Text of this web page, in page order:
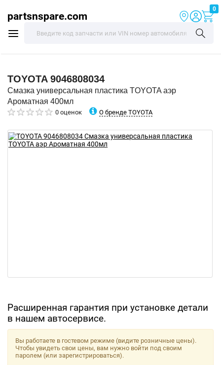
partsnspare.com
0
TOYOTA 9046808034
Смазка универсальная пластика TOYOTA аэр
Ароматная 400мл
0 оценок О бренде TOYOTA
Расширенная гарантия при установке детали
в нашем автосервисе.
Вы работаете в гостевом режиме (видите розничные цены).
Чтобы увидеть свои цены, вам нужно войти под своим
паролем (или зарегистрироваться).